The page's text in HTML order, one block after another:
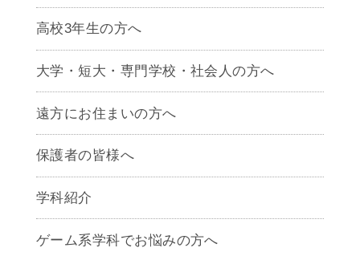
高校3年生の方へ
大学・短大・専門学校・社会人の方へ
遠方にお住まいの方へ
保護者の皆様へ
学科紹介
ゲームクリエイター学科
CG学科
ゲーム系学科でお悩みの方へ